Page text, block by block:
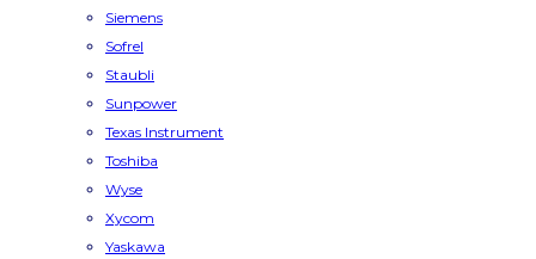
Siemens
Sofrel
Staubli
Sunpower
Texas Instrument
Toshiba
Wyse
Xycom
Yaskawa